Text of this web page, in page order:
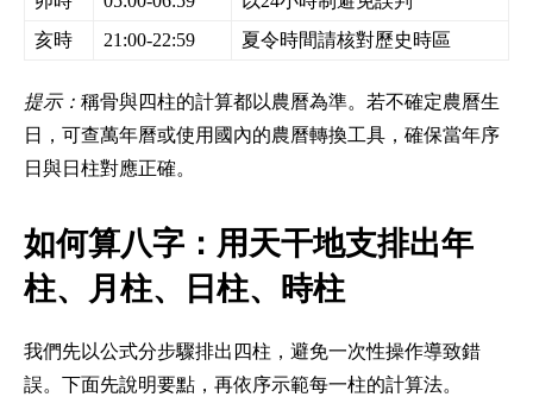
亥時
21:00-22:59 夏令時間請核對歷史時區
提示： 稱骨與四柱的計算都以農曆為準。若不確定農曆生
日，可查萬年曆或使用國內的農曆轉換工具，確保當年序
日與日柱對應正確。
如何算八字：用天干地支排出年
柱、月柱、日柱、時柱
我們先以公式分步驟排出四柱，避免一次性操作導致錯
誤。下面先說明要點，再依序示範每一柱的計算法。